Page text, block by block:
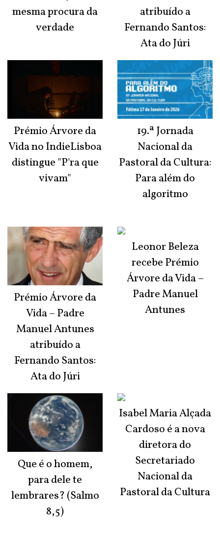
mesma procura da
verdade
Prémio Árvore da
Vida no IndieLisboa
distingue "P'ra que
vivam"
Prémio Árvore da
Vida – Padre
Manuel Antunes
atribuído a
Fernando Santos:
Ata do Júri
Que é o homem,
para dele te
lembrares? (Salmo
8,5)
atribuído a
Fernando Santos:
Ata do Júri
19.ª Jornada
Nacional da
Pastoral da Cultura:
Para além do
algoritmo
Leonor Beleza
recebe Prémio
Árvore da Vida –
Padre Manuel
Antunes
Isabel Maria Alçada
Cardoso é a nova
diretora do
Secretariado
Nacional da
Pastoral da Cultura